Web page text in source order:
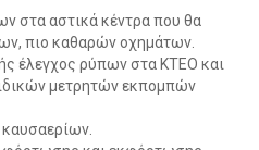
στα αστικά κέντρα που θα
πιο καθαρών οχημάτων.
έλεγχος ρύπων στα ΚΤΕΟ και
μετρητών εκπομπών